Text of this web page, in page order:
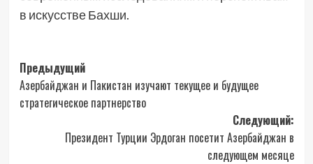
в искусстве Бахши.
Навигация
записи
Предыдущий
Азербайджан и Пакистан изучают текущее и будущее
стратегическое партнерство
Следующий:
Президент Турции Эрдоган посетит Азербайджан в
следующем месяце